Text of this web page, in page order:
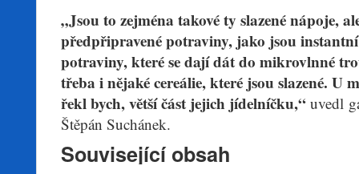
„Jsou to zejména takové ty slazené nápoje,
předpřipravené potraviny, jako jsou
potraviny, které se dají dát do mikrovlnné
třeba i nějaké cereálie, které jsou slazené. U
řekl bych, větší část jejich jídelníčku,“ uvedl
Štěpán Suchánek.
Související obsah